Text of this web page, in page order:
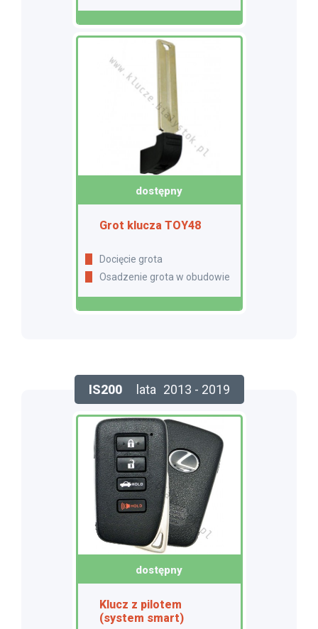
dostępny
Grot klucza TOY48
Docięcie grota
Osadzenie grota w obudowie
IS200 lata 2013 - 2019
dostępny
Klucz z pilotem
(system smart)